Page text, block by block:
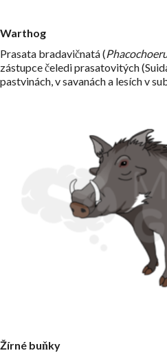
Warthog
Prasata bradavičnatá (
zástupce čeledi prasatovitých
pastvinách, v savanách a lesích v
Žírné buňky